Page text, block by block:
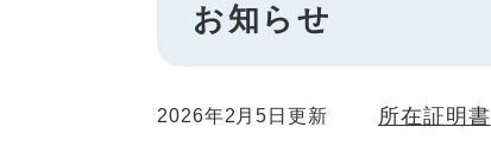
お知らせ
2026年2月5日更新 所在証明書